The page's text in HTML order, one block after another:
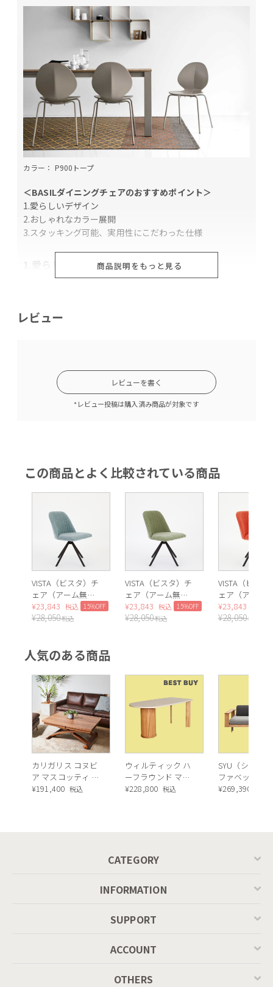
カラー： P900トープ
＜BASILダイニングチェアのおすすめポイント＞
1.愛らしいデザイン
2.おしゃれなカラー展開
3.スタッキング可能、実用性にこだわった仕様
1.愛らしいデザイン
み合わせが可愛くなり過ぎず、全体的にすっきりとした印
象。
カラー：P973マスタードイエロー、 P900トープ
商品説明をもっと見る
レビュー
レビューを書く
*レビュー投稿は購入済み商品が対象です
この商品とよく比較されている商品
VISTA（ビスタ）チ
ェア（アーム無）
ライトブルー
¥23,843 税込 15%OFF
¥28,050税込
VISTA（ビスタ）チ
ェア（アーム無）
グリーン
¥23,843 税込 15%OFF
¥28,050税込
VISTA（ビスタ
ェア（アーム
オレンジ
¥23,843
¥28,050税込
人気のある商品
カリガリス コヌビ
ア マスコッティ 伸
長・昇降式テーブ
¥191,400 税込
ウィルティック ハ
ーフラウンド マテ
ィエラ塗装 ダイニ
¥228,800 税込
SYU（シュウ
ファベッド（
ュラル）
¥269,390
CATEGORY
INFORMATION
SUPPORT
ACCOUNT
OTHERS